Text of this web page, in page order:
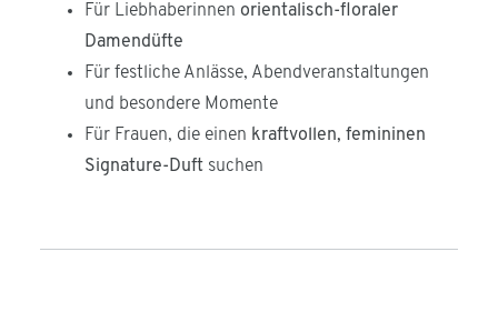
Für Liebhaberinnen orientalisch-floraler
Damendüfte
Für festliche Anlässe, Abendveranstaltungen
und besondere Momente
Für Frauen, die einen kraftvollen, femininen
Signature-Duft suchen